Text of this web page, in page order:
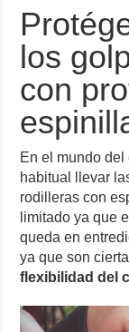
los
con
En el mundo
habitual llevar
rodilleras con
limitado ya que
queda en
ya que son
flexibilidad del